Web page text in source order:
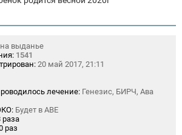
выданье
1541
20 май 2017, 21:11
лечение: Генезис, БИРЧ, Ава
Будет в АВЕ
раза
раз